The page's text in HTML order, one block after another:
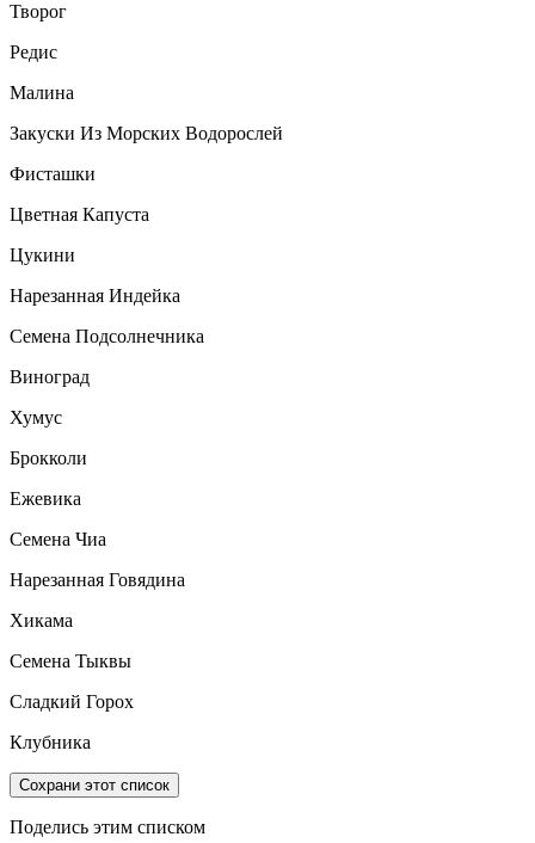
Творог
Редис
Малина
Закуски Из Морских Водорослей
Фисташки
Цветная Капуста
Цукини
Нарезанная Индейка
Семена Подсолнечника
Виноград
Хумус
Брокколи
Ежевика
Семена Чиа
Нарезанная Говядина
Хикама
Семена Тыквы
Сладкий Горох
Клубника
Сохрани этот список
Поделись этим списком